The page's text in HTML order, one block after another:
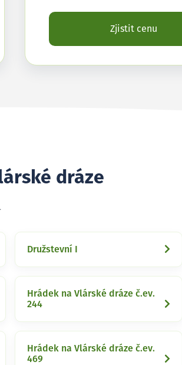
Zjistit cenu
dráze
Družstevní I
Hrádek na Vlárské dráze č.ev.
244
Hrádek na Vlárské dráze č.ev.
469